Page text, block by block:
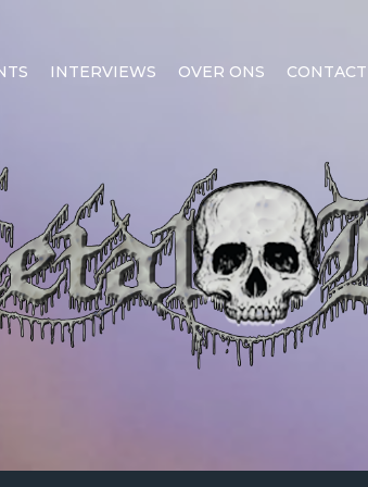
INTERVIEWS OVER ONS CONTACT